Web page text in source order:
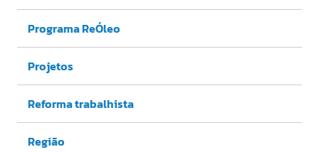
Programa ReÓleo
Projetos
Reforma trabalhista
Região